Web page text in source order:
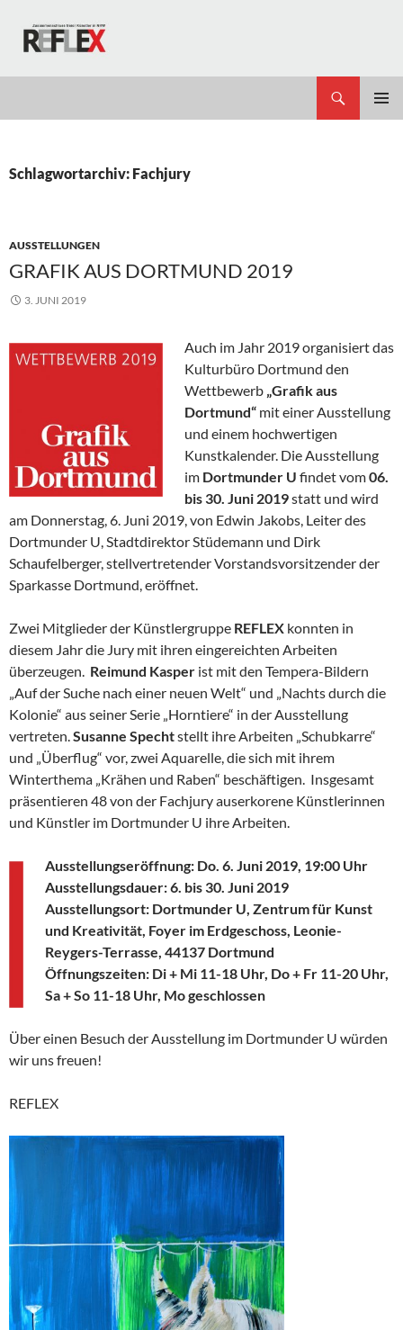
Inhalt
springen
Schlagwortarchiv: Fachjury
AUSSTELLUNGEN
GRAFIK AUS DORTMUND 2019
3. JUNI 2019
Auch im Jahr 2019 organisiert das
Kulturbüro Dortmund den
Wettbewerb „Grafik aus
Dortmund“ mit einer Ausstellung
und einem hochwertigen
Kunstkalender. Die Ausstellung
im Dortmunder U findet vom06.
bis 30. Juni 2019statt und wird
am Donnerstag, 6. Juni 2019, von Edwin Jakobs, Leiter des
Dortmunder U, Stadtdirektor Stüdemann und Dirk
Schaufelberger, stellvertretender Vorstandsvorsitzender der
Sparkasse Dortmund, eröffnet.
Zwei Mitglieder der Künstlergruppe REFLEX konnten in
diesem Jahr die Jury mit ihren eingereichten Arbeiten
überzeugen. Reimund Kasper ist mit den Tempera-Bildern
„Auf der Suche nach einer neuen Welt“ und „Nachts durch die
Kolonie“ aus seiner Serie „Horntiere“ in der Ausstellung
vertreten.Susanne Spechtstellt ihre Arbeiten „Schubkarre“
und „Überflug“ vor, zwei Aquarelle, die sich mit ihrem
Winterthema „Krähen und Raben“ beschäftigen. Insgesamt
präsentieren 48 von der Fachjury auserkorene Künstlerinnen
und Künstler im Dortmunder U ihre Arbeiten.
Ausstellungseröffnung: Do. 6. Juni 2019, 19:00 Uhr
Ausstellungsdauer: 6. bis 30. Juni 2019
Ausstellungsort: Dortmunder U, Zentrum für Kunst
und Kreativität, Foyer im Erdgeschoss, Leonie-
Reygers-Terrasse, 44137 Dortmund
Öffnungszeiten: Di + Mi 11-18 Uhr, Do + Fr 11-20 Uhr,
Sa + So 11-18 Uhr, Mo geschlossen
Über einen Besuch der Ausstellung im Dortmunder U würden
wir uns freuen!
REFLEX